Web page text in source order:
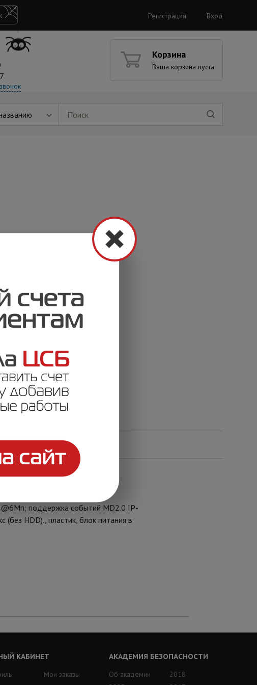
Регистрация Вход
Корзина
Ваша корзина пуста
поток 60 Мбит/с;
поддержка событий MD2.0 IP-
HDD)., пластик, блок питания в
КАБИНЕТ
Мои заказы
АКАДЕМИЯ БЕЗОПАСНОСТИ
Об академии
2018